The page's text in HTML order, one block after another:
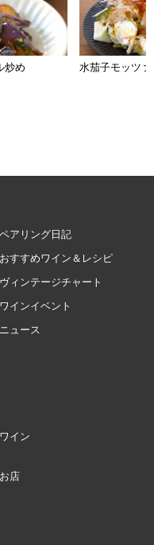
炒め 水茄子モッツァ
ペアリング日記
おすすめワイン＆レシピ
ヴィンテージチャート
ワインイベント
ニュース
ワイン
お店